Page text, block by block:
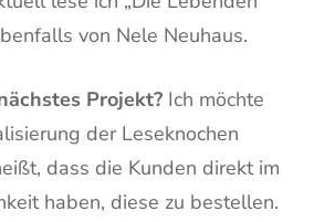
von Nele Neuhaus.
Projekt? Ich möchte
der Leseknochen
dass die Kunden direkt im
haben, diese zu bestellen.